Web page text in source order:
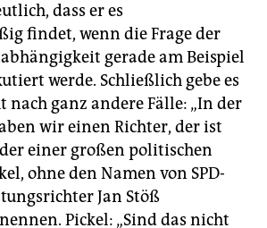
dass er es
findet, wenn die Frage der
gerade am Beispiel
werde. Schließlich gebe es
nach ganz andere Fälle: „In der
wir einen Richter, der ist
einer großen politischen
ohne den Namen von SPD-
Jan Stöß
Pickel: „Sind das nicht